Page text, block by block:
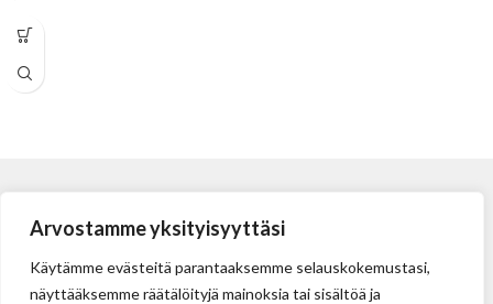
Arvostamme yksityisyyttäsi
Käytämme evästeitä parantaaksemme selauskokemustasi,
näyttääksemme räätälöityjä mainoksia tai sisältöä ja